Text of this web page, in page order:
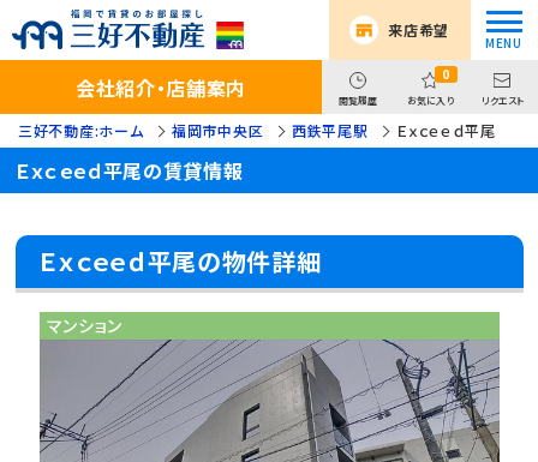
来店希望
会社紹介・店舗案内 閲覧履歴
0
お気に入り リクエスト
三好不動産:ホーム 福岡市中央区 西鉄平尾駅 Ｅｘｃｅｅｄ平尾
Ｅｘｃｅｅｄ平尾の賃貸情報
Ｅｘｃｅｅｄ平尾の物件詳細
マンション